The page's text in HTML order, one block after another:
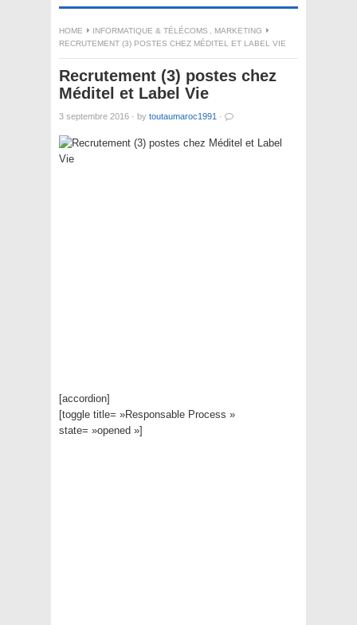
HOME INFORMATIQUE & TÉLÉCOMS , MARKETING
RECRUTEMENT (3) POSTES CHEZ MÉDITEL ET LABEL VIE
Recrutement (3) postes chez
Méditel et Label Vie
3 septembre 2016 · by toutaumaroc1991 ·
[accordion]
[toggle title= »Responsable Process »
state= »opened »]